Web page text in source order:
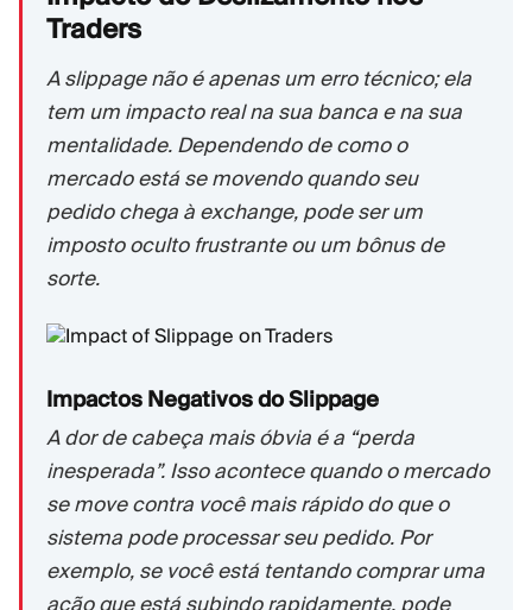
Traders
A slippage não é apenas um erro técnico; ela
tem um impacto real na sua banca e na sua
mentalidade. Dependendo de como o
mercado está se movendo quando seu
pedido chega à exchange, pode ser um
imposto oculto frustrante ou um bônus de
sorte.
Impactos Negativos do Slippage
A dor de cabeça mais óbvia é a “perda
inesperada”. Isso acontece quando o mercado
se move contra você mais rápido do que o
sistema pode processar seu pedido. Por
exemplo, se você está tentando comprar uma
ação que está subindo rapidamente, pode